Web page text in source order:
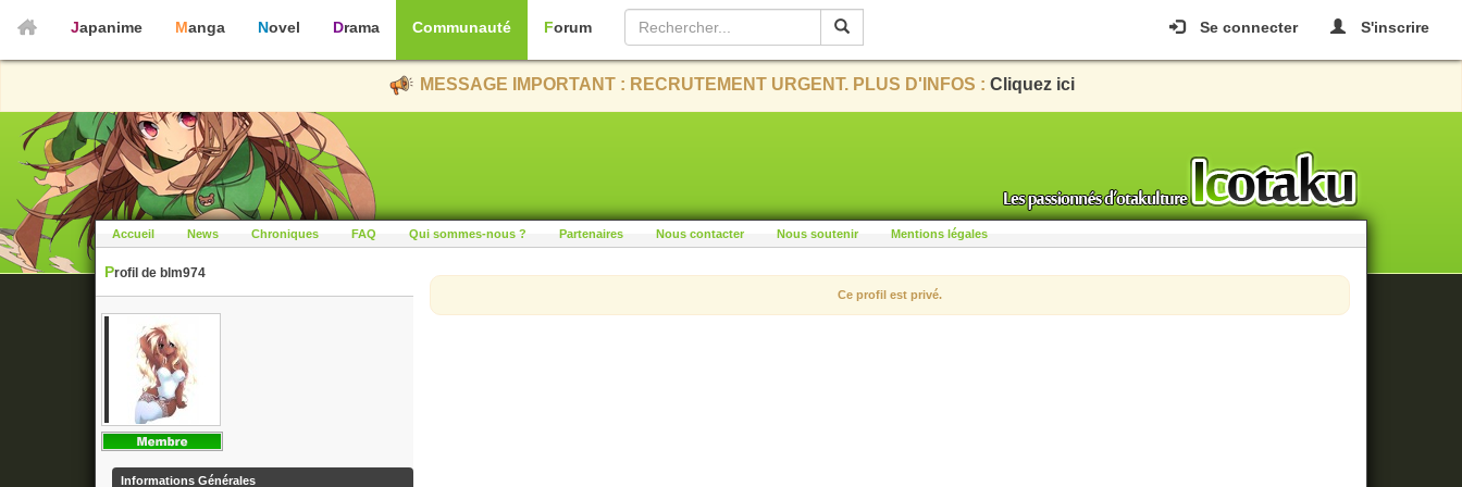
Se connecter S'inscrire
Japanime Manga Novel Drama Communauté Forum
MESSAGE IMPORTANT : RECRUTEMENT URGENT. PLUS D'INFOS : Cliquez ici
Accueil News Chroniques FAQ Qui sommes-nous ? Partenaires Nous contacter Nous soutenir Mentions légales
Profil de blm974
Informations Générales
Ce profil est privé.